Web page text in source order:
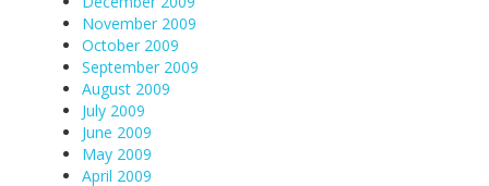
November 2009
October 2009
September 2009
August 2009
July 2009
June 2009
May 2009
April 2009